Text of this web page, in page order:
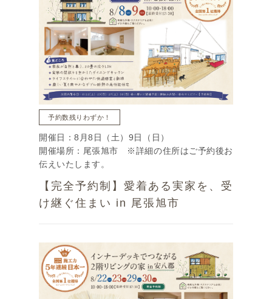
予約数残りわずか！
開催日：8月8日（土）9日（日）
開催場所：尾張旭市 ※詳細の住所はご予約後お
伝えいたします。
【完全予約制】愛着ある実家を、受
け継ぐ住まい in 尾張旭市